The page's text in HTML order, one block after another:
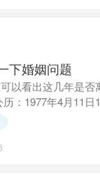
下婚姻问题
以看出这几年是否
：1977年4月11日